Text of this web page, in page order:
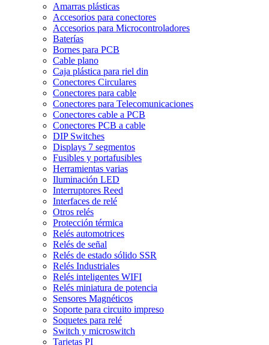
Amarras plásticas
Accesorios para conectores
Accesorios para Microcontroladores
Baterías
Bornes para PCB
Cable plano
Caja plástica para riel din
Conectores Circulares
Conectores para cable
Conectores para Telecomunicaciones
Conectores cable a PCB
Conectores PCB a cable
DIP Switches
Displays 7 segmentos
Fusibles y portafusibles
Herramientas varias
Iluminación LED
Interruptores Reed
Interfaces de relé
Otros relés
Protección térmica
Relés automotrices
Relés de señal
Relés de estado sólido SSR
Relés Industriales
Relés inteligentes WIFI
Relés miniatura de potencia
Sensores Magnéticos
Soporte para circuito impreso
Soquetes para relé
Switch y microswitch
Tarjetas PI